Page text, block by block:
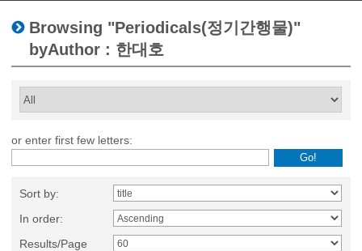
Browsing "Periodicals(정기간행물)"
byAuthor : 한대호
or enter first few letters:
Sort by:
In order:
Results/Page